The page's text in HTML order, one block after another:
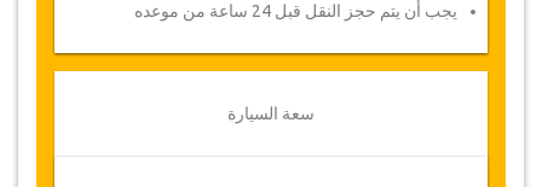
يجب أن يتم حجز النقل قبل 24 ساعة من موعده
سعة السيارة